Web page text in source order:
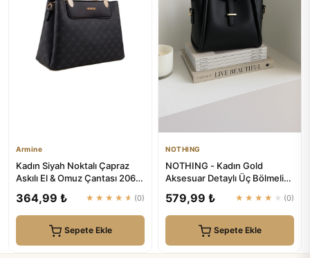
Armine
Kadın Siyah Noktalı Çapraz
Askılı El & Omuz Çantası 206 |
364,99 ₺ ★★★★★ (0)
Sepete Ekle
NOTHING
NOTHING - Kadın Gold
Aksesuar Detaylı Üç Bölmeli
579,99 ₺ ★★★★★ (0)
Sepete Ekle